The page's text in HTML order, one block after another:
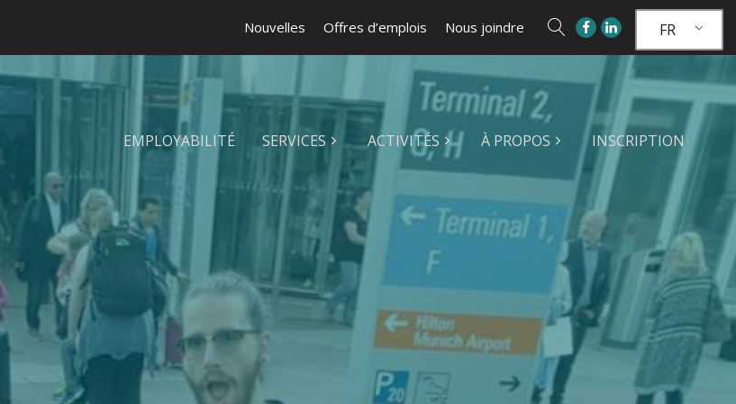
Nouvelles Offres d’emplois Nous joindre FR
EMPLOYABILITÉ SERVICES ACTIVITÉS À PROPOS INSCRIPTION